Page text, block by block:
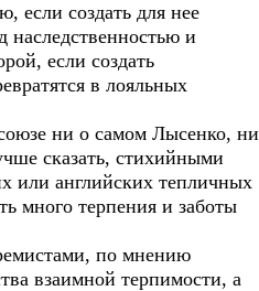
если создать для нее
наследственностью и
если создать
в лояльных
ни о самом Лысенко, ни
сказать, стихийными
или английских тепличных
много терпения и заботы
по мнению
взаимной терпимости, а